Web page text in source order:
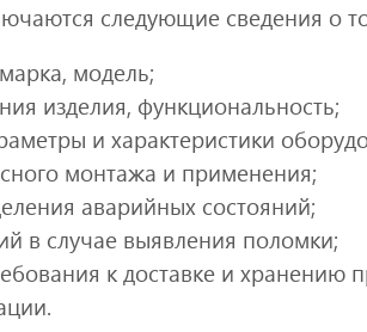
следующие сведения о
модель;
изделия, функциональность;
и характеристики
монтажа и применения;
аварийных состояний;
в случае выявления поломки;
к доставке и хранению